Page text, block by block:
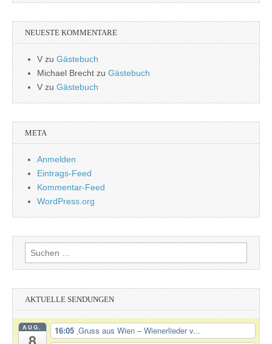
NEUESTE KOMMENTARE
V zu Gästebuch
Michael Brecht zu Gästebuch
Vzu Gästebuch
META
Anmelden
Eintrags-Feed
Kommentar-Feed
WordPress.org
Suchen
nach:
AKTUELLE SENDUNGEN
AUG. 16:05 ‚Gruss aus Wien – Wienerlieder v...